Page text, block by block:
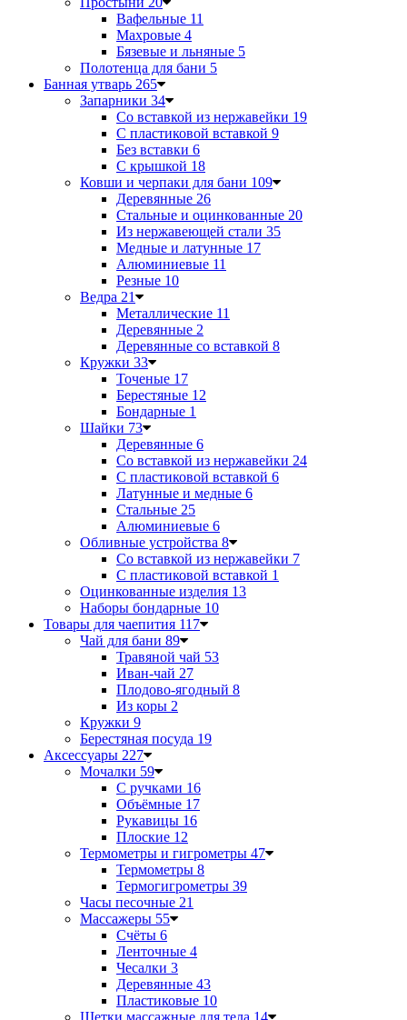
Вафельные 11
Махровые 4
Бязевые и льняные 5
Полотенца для бани 5
Банная утварь 265
Запарники 34
Со вставкой из нержавейки 19
С пластиковой вставкой 9
Без вставки 6
С крышкой 18
Ковши и черпаки для бани 109
Деревянные 26
Стальные и оцинкованные 20
Из нержавеющей стали 35
Медные и латунные 17
Алюминиевые 11
Резные 10
Ведра 21
Металлические 11
Деревянные 2
Деревянные со вставкой 8
Кружки 33
Точеные 17
Берестяные 12
Бондарные 1
Шайки 73
Деревянные 6
Со вставкой из нержавейки 24
С пластиковой вставкой 6
Латунные и медные 6
Стальные 25
Алюминиевые 6
Обливные устройства 8
Со вставкой из нержавейки 7
С пластиковой вставкой 1
Оцинкованные изделия 13
Наборы бондарные 10
Товары для чаепития 117
Чай для бани 89
Травяной чай 53
Иван-чай 27
Плодово-ягодный 8
Из коры 2
Кружки 9
Берестяная посуда 19
Аксессуары 227
Мочалки 59
С ручками 16
Объёмные 17
Рукавицы 16
Плоские 12
Термометры и гигрометры 47
Термометры 8
Термогигрометры 39
Часы песочные 21
Массажеры 55
Счёты 6
Ленточные 4
Чесалки 3
Деревянные 43
Пластиковые 10